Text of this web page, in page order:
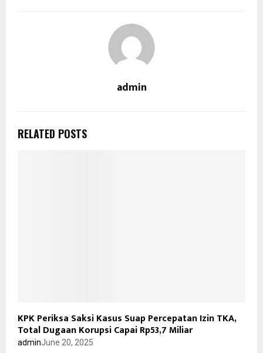
admin
RELATED POSTS
KPK Periksa Saksi Kasus Suap Percepatan Izin TKA,
Total Dugaan Korupsi Capai Rp53,7 Miliar
adminJune 20, 2025